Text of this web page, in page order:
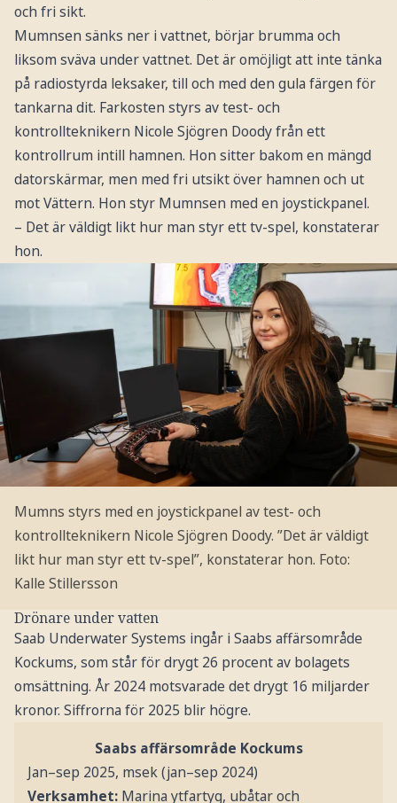
och fri sikt.
Mumnsen sänks ner i vattnet, börjar brumma och
liksom sväva under vattnet. Det är omöjligt att inte tänka
på radiostyrda leksaker, till och med den gula färgen för
tankarna dit. Farkosten styrs av test- och
kontrollteknikern Nicole Sjögren Doody från ett
kontrollrum intill hamnen. Hon sitter bakom en mängd
datorskärmar, men med fri utsikt över hamnen och ut
mot Vättern. Hon styr Mumnsen med en joystickpanel.
– Det är väldigt likt hur man styr ett tv-spel, konstaterar
hon.
Mumns styrs med en joystickpanel av test- och
kontrollteknikern Nicole Sjögren Doody. ”Det är väldigt
likt hur man styr ett tv-spel”, konstaterar hon. Foto:
Kalle Stillersson
Drönare under vatten
Saab Underwater Systems ingår i Saabs affärsområde
Kockums, som står för drygt 26 procent av bolagets
omsättning. År 2024 motsvarade det drygt 16 miljarder
kronor. Siffrorna för 2025 blir högre.
Saabs affärsområde Kockums
Jan–sep 2025, msek (jan–sep 2024)
Verksamhet: Marina ytfartyg, ubåtar och